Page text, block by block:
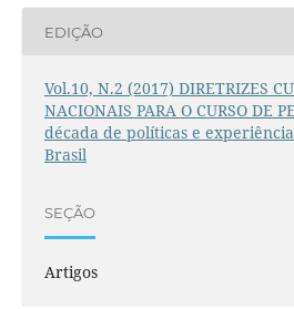
EDIÇÃO
Vol.10, N.2 (2017) DIRETRIZES
NACIONAIS PARA O CURSO DE
década de políticas e
Brasil
SEÇÃO
Artigos